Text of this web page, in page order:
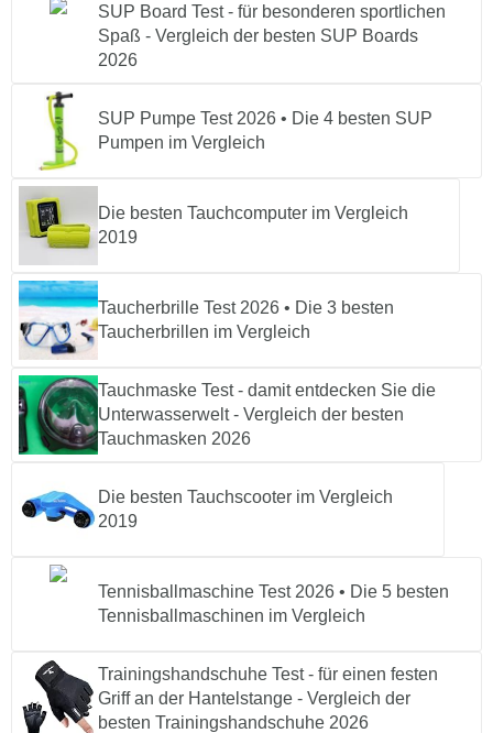
SUP Board Test - für besonderen sportlichen
Spaß - Vergleich der besten SUP Boards
2026
SUP Pumpe Test 2026 • Die 4 besten SUP
Pumpen im Vergleich
Die besten Tauchcomputer im Vergleich
2019
Taucherbrille Test 2026 • Die 3 besten
Taucherbrillen im Vergleich
Tauchmaske Test - damit entdecken Sie die
Unterwasserwelt - Vergleich der besten
Tauchmasken 2026
Die besten Tauchscooter im Vergleich
2019
Tennisballmaschine Test 2026 • Die 5 besten
Tennisballmaschinen im Vergleich
Trainingshandschuhe Test - für einen festen
Griff an der Hantelstange - Vergleich der
besten Trainingshandschuhe 2026